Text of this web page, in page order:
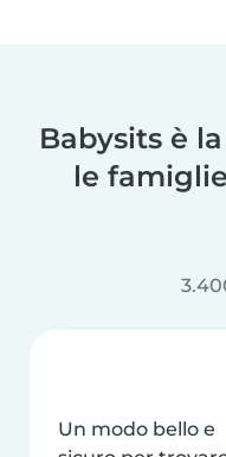
Babysits è
le
Un modo bello e